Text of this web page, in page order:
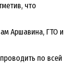
что
Аршавина, ГТО и
по всей